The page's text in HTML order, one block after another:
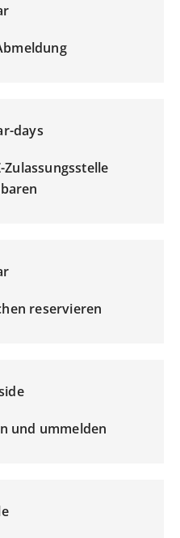
days
Zulassungsstelle
reservieren
und ummelden